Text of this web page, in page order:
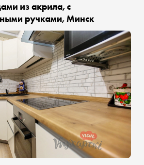
из акрила, с
ручками, Минск